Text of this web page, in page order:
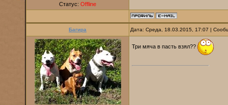
Статус: Offline
Багира Дата: Среда, 18.03.2015, 17:07 |
Три мяча в пасть взял??